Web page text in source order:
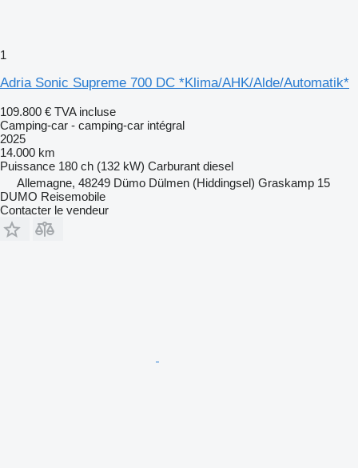
1
Adria Sonic Supreme 700 DC *Klima/AHK/Alde/Automatik*
109.800 € TVA incluse
Camping-car - camping‐car intégral
2025
14.000 km
Puissance 180 ch (132 kW) Carburant diesel
Allemagne, 48249 Dümo Dülmen (Hiddingsel) Graskamp 15
DUMO Reisemobile
Contacter le vendeur